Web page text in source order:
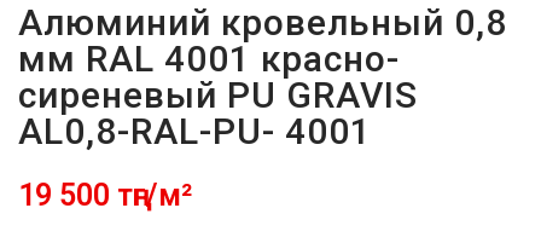
Алюминий кровельный 0,8
мм RAL 4001 красно-
сиреневый PU GRAVIS
AL0,8-RAL-PU- 4001
19 500 тңг/м²